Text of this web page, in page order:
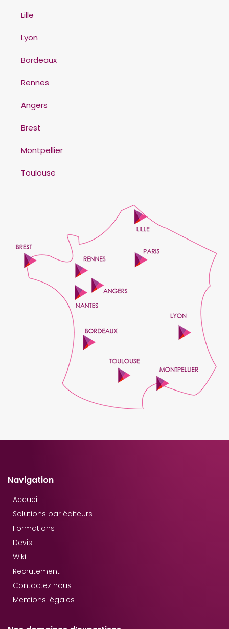
Lille
Lyon
Bordeaux
Rennes
Angers
Brest
Montpellier
Toulouse
Navigation
Accueil
Solutions par éditeurs
Formations
Devis
Wiki
Recrutement
Contactez nous
Mentions légales